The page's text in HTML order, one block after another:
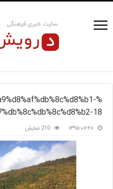
18
۱۳۹۵-۰۷-۲۸ 210 نمایش